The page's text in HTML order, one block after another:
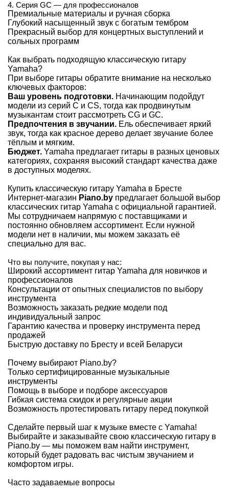
4. Серия GC — для профессионалов
Премиальные материалы и ручная сборка
Глубокий насыщенный звук с богатым тембром
Прекрасный выбор для концертных выступлений и
сольных программ
Как выбрать подходящую классическую гитару
Yamaha?
При выборе гитары обратите внимание на несколько
ключевых факторов:
Ваш уровень подготовки. Начинающим подойдут
модели из серий C и CS, тогда как продвинутым
музыкантам стоит рассмотреть CG и GC.
Предпочтения в звучании. Ель обеспечивает яркий
звук, тогда как красное дерево делает звучание более
тёплым и мягким.
Бюджет. Yamaha предлагает гитары в разных ценовых
категориях, сохраняя высокий стандарт качества даже
в доступных моделях.
Купить классическую гитару Yamaha в Бресте
Интернет-магазин Piano.by предлагает большой выбор
классических гитар Yamaha с официальной гарантией.
Мы сотрудничаем напрямую с поставщиками и
постоянно обновляем ассортимент. Если нужной
модели нет в наличии, мы можем заказать её
специально для вас.
Что вы получите, покупая у нас:
Широкий ассортимент гитар Yamaha для новичков и
профессионалов
Консультации от опытных специалистов по выбору
инструмента
Возможность заказать редкие модели под
индивидуальный запрос
Гарантию качества и проверку инструмента перед
продажей
Быструю доставку по Бресту и всей Беларуси
Почему выбирают Piano.by?
Только сертифицированные музыкальные
инструменты
Помощь в выборе и подборе аксессуаров
Гибкая система скидок и регулярные акции
Возможность протестировать гитару перед покупкой
Сделайте первый шаг к музыке вместе с Yamaha!
Выбирайте и заказывайте свою классическую гитару в
Piano.by — мы поможем вам найти инструмент,
который будет радовать вас чистым звучанием и
комфортом игры.
Часто задаваемые вопросы